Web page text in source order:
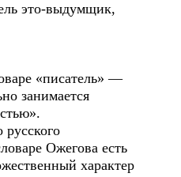
это-выдумщик,
«писатель» —
занимается
Ожегова есть
характер